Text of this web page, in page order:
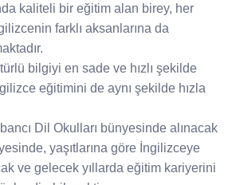
kaliteli bir eğitim alan birey, her
farklı aksanlarına da
bilgiyi en sade ve hızlı şekilde
eğitimini de aynı şekilde hızla
Dil Okulları bünyesinde alınacak
yaşıtlarına göre İngilizceye
ve gelecek yıllarda eğitim kariyerini